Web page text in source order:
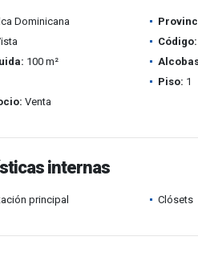
Dominicana
Código:
100 m²
Piso: 1
Venta
internas
principal Clósets